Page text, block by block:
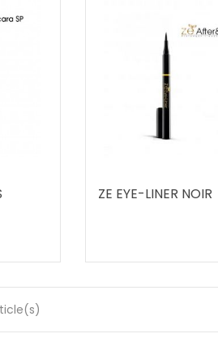
ZE EYE-LINER NOIR